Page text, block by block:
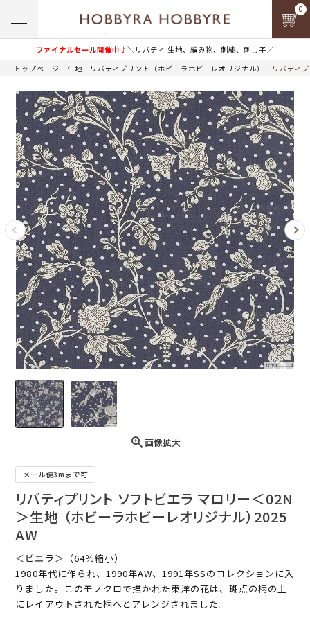
ファイナルセール開催中♪＼リバティ 生地、編み物、刺繍、刺し子／
0
トップページ 生地 リバティプリント（ホビーラホビーレオリジナル） リバティ
画像拡大
メール便3mまで可
リバティプリント ソフトビエラ マロリー＜02N
＞生地 （ホビーラホビーレオリジナル）2025
AW
＜ビエラ＞（64％縮小）
1980年代に作られ、1990年AW、1991年SSのコレクションに入
りました。このモノクロで描かれた東洋の花は、斑点の柄の上
にレイアウトされた柄へとアレンジされました。